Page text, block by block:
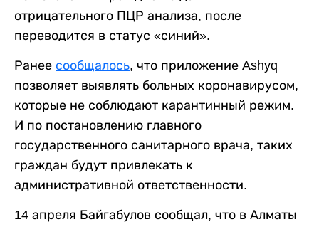
отрицательного ПЦР анализа, после
переводится в статус «синий».
Ранее сообщалось, что приложение Ashyq
позволяет выявлять больных коронавирусом,
которые не соблюдают карантинный режим.
И по постановлению главного
государственного санитарного врача, таких
граждан будут привлекать к
административной ответственности.
14 апреля Байгабулов сообщал, что в Алматы